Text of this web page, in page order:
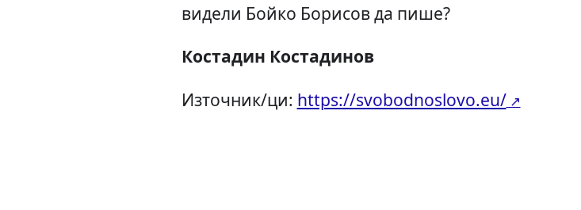
видели Бойко Борисов да пише?
Костадин Костадинов
Източник/ци: https://svobodnoslovo.eu/